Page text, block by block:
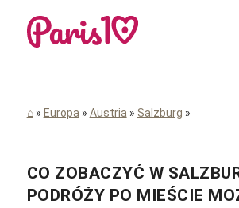
⌂» Europa » Austria » Salzburg »
CO ZOBACZYĆ W
PODRÓŻY PO MIEŚCIE